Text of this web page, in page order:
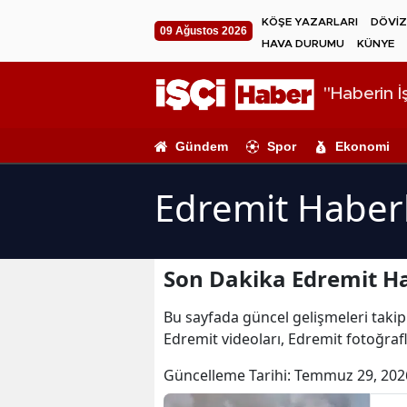
09 Ağustos 2026
KÖŞE YAZARLARI
HAVA DURUMU
KÜNYE
"Haberin
Gündem Spor Ekonomi
Edremit
Son Dakika Edremit
Bu sayfada güncel gelişmeleri
Edremit videoları, Edremit
Güncelleme Tarihi: Temmuz 29,